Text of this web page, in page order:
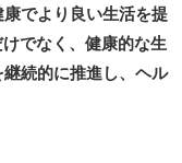
でより良い生活を提
でなく、健康的な生
続的に推進し、ヘル